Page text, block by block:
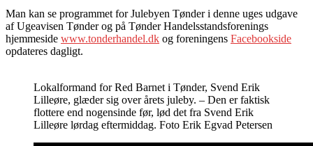
Man kan se programmet for Julebyen Tønder i denne uges udgave
af Ugeavisen Tønder og på Tønder Handelsstandsforenings
hjemmeside www.tonderhandel.dk og foreningens Facebookside
opdateres dagligt.
Lokalformand for Red Barnet i Tønder, Svend Erik
Lilleøre, glæder sig over årets juleby. – Den er faktisk
flottere end nogensinde før, lød det fra Svend Erik
Lilleøre lørdag eftermiddag. Foto Erik Egvad Petersen